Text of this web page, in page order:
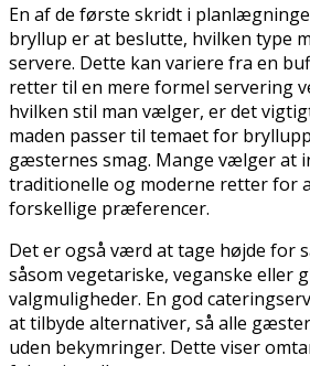
En af de første skridt i
bryllup er at beslutte, hvilken type
servere. Dette kan variere fra en
retter til en mere formel servering
hvilken stil man vælger, er det
maden passer til temaet for
gæsternes smag. Mange vælger at
traditionelle og moderne retter for
forskellige præferencer.
Det er også værd at tage højde for
såsom vegetariske, veganske eller
valgmuligheder. En god
at tilbyde alternativer, så alle
uden bekymringer. Dette viser